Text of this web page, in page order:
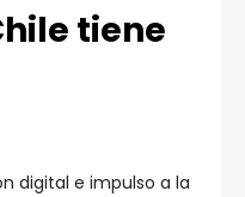
tiene
digital e impulso a la